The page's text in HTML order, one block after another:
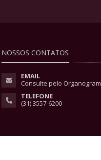
NOSSOS CONTATOS
EMAIL
Consulte pelo
TELEFONE
(31) 3557-6200